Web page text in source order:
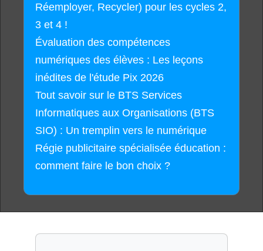
Réemployer, Recycler) pour les cycles 2,
3 et 4 !
Évaluation des compétences
numériques des élèves : Les leçons
inédites de l'étude Pix 2026
Tout savoir sur le BTS Services
Informatiques aux Organisations (BTS
SIO) : Un tremplin vers le numérique
Régie publicitaire spécialisée éducation :
comment faire le bon choix ?